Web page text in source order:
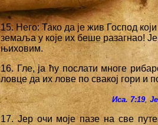
15. Него: Тако да је жив Господ
земаља у које их беше разагнао!
њиховим.
16. Гле, ја ћу послати многе
ловце да их лове по свакој гори и
Иса. 7:19,
17. Јер очи моје пазе на све